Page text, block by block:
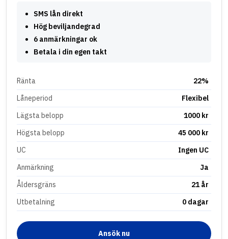
SMS lån direkt
Hög beviljandegrad
6 anmärkningar ok
Betala i din egen takt
Ränta
22%
Låneperiod
Flexibel
Lägsta belopp
1000 kr
Högsta belopp
45 000 kr
UC
Ingen UC
Anmärkning
Ja
Åldersgräns
21 år
Utbetalning
0 dagar
Ansök nu